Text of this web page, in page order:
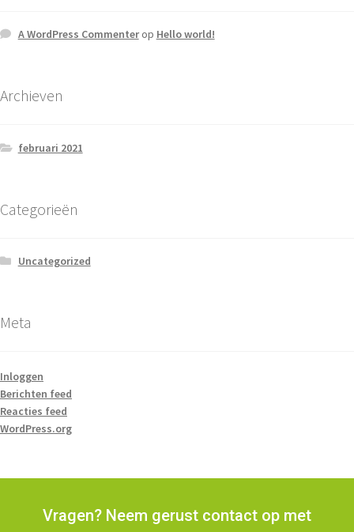
A WordPress Commenterop Hello world!
Archieven
februari 2021
Categorieën
Uncategorized
Meta
Inloggen
Berichten feed
Reacties feed
WordPress.org
Vragen? Neem gerust contact op met